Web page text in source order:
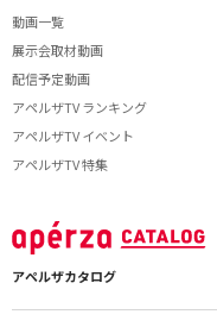
動画一覧
展示会取材動画
配信予定動画
アペルザTV ランキング
アペルザTV イベント
アペルザTV 特集
アペルザカタログ